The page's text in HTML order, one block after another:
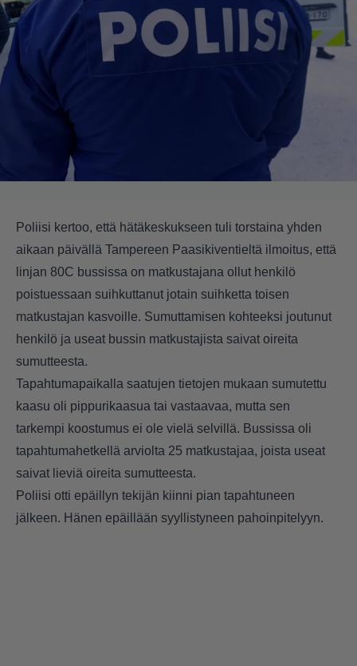
Poliisi kertoo, että hätäkeskukseen tuli torstaina yhden
aikaan päivällä Tampereen Paasikiventieltä ilmoitus, että
linjan 80C bussissa on matkustajana ollut henkilö
poistuessaan suihkuttanut jotain suihketta toisen
matkustajan kasvoille. Sumuttamisen kohteeksi joutunut
henkilö ja useat bussin matkustajista saivat oireita
sumutteesta.
Tapahtumapaikalla saatujen tietojen mukaan sumutettu
kaasu oli pippurikaasua tai vastaavaa, mutta sen
tarkempi koostumus ei ole vielä selvillä. Bussissa oli
tapahtumahetkellä arviolta 25 matkustajaa, joista useat
saivat lieviä oireita sumutteesta.
Poliisi otti epäillyn tekijän kiinni pian tapahtuneen
jälkeen. Hänen epäillään syyllistyneen pahoinpitelyyn.